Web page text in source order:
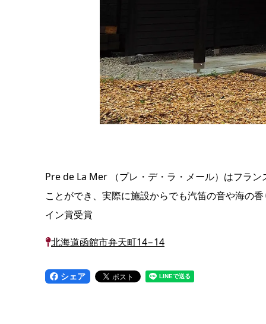
Pre de La Mer （プレ・デ・ラ・メール）はフラ
ことができ、実際に施設からでも汽笛の音や海の
イン賞受賞
北海道函館市弁天町14−14
シェア